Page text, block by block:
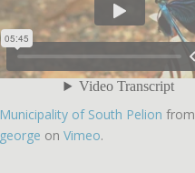
Municipality of South Pelion from
george on Vimeo.